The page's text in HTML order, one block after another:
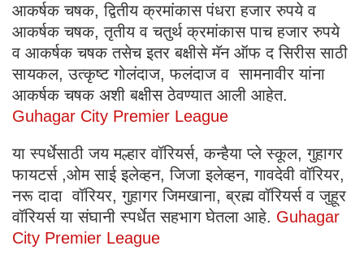
आकर्षक चषक, द्वितीय क्रमांकास पंधरा हजार रुपये व
आकर्षक चषक, तृतीय व चतुर्थ क्रमांकास पाच हजार रुपये
व आकर्षक चषक तसेच इतर बक्षीसे मॅन ऑफ द सिरीस साठी
सायकल, उत्कृष्ट गोलंदाज, फलंदाज व सामनावीर यांना
आकर्षक चषक अशी बक्षीस ठेवण्यात आली आहेत.
Guhagar City Premier League
या स्पर्धेसाठी जय मल्हार वॉरियर्स, कन्हैया प्ले स्कूल, गुहागर
फायटर्स ,ओम साई इलेव्हन, जिजा इलेव्हन, गावदेवी वॉरियर,
नरू दादा वॉरियर, गुहागर जिमखाना, ब्रह्म वॉरियर्स व जुहूर
वॉरियर्स या संघानी स्पर्धेत सहभाग घेतला आहे. Guhagar
City Premier League